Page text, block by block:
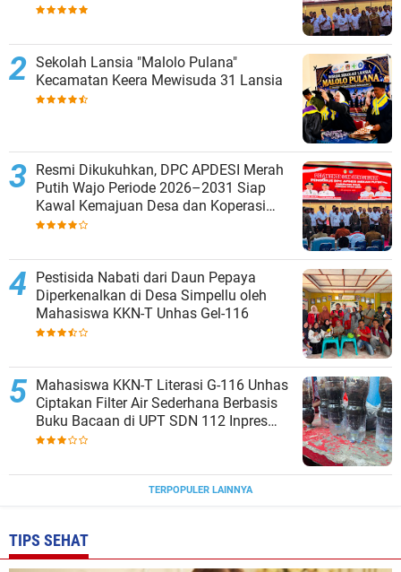
Sekolah Lansia "Malolo Pulana"
Kecamatan Keera Mewisuda 31 Lansia
Resmi Dikukuhkan, DPC APDESI Merah
Putih Wajo Periode 2026–2031 Siap
Kawal Kemajuan Desa dan Koperasi
Merah Putih
Pestisida Nabati dari Daun Pepaya
Diperkenalkan di Desa Simpellu oleh
Mahasiswa KKN-T Unhas Gel-116
Mahasiswa KKN-T Literasi G-116 Unhas
Ciptakan Filter Air Sederhana Berbasis
Buku Bacaan di UPT SDN 112 Inpres
Bontomanai
TERPOPULER LAINNYA
TIPS SEHAT